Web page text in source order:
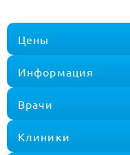
Цены
Информация
Врачи
Клиники